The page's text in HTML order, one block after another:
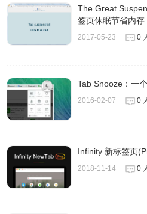
The Great
签页休眠节省内存
2017-05-23 0
Tab Snooze：一
2016-02-07 0
Infinity 新标签页
2018-11-14 0